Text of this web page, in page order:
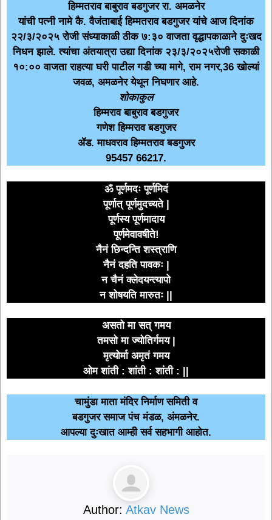
हिम्मतराव बाबुराव बडगुजर रा. अमळनेर
यांची पत्नी नामे कै. वैजंताबाई हिम्मतराव बडगुजर यांचे आज दिनांक
२२/३/२०२५ रोजी संध्याकाळी ठीक ७:३० वाजता वृद्धापकाळाने दुःखद
निधन झाले. त्यांचा अंतयात्रा उद्या दिनांक २३/३/२०२५रोजी सकाळी
१०:०० वाजता राहत्या घरी पाटील गडी च्या मागे, राम नगर,36 खोल्यां
जवळ, अमळनेर येथून निघणार आहे.
शोकाकुल
हिम्मराव बाबुराव बडगुजर
गणेश हिम्मराव बडगुजर
ॲड. माधवराव हिम्मतराव बडगुजर
95457 66217.
ॐ पूर्णमदः पूर्णमिदं
पूर्णात् पूर्णमुदच्यते |
पूर्णस्य पूर्णमादाय
पूर्णमेवावषीते!
नैनं छिन्दन्ति शस्त्राणि
नैनं दहति पावकः |
न चैनं क्लेदयन्त्यापो
न शोषयति मारुतः ||
असतो मा सत् गमय
तमसो मा ज्योतिर्गमय |
मृत्योर्मा अमृतं गमय
ओम शांती : शांती : शांती : ||
चामुंडा माता मंदिर निर्माण समिती व
बडगुजर समाज पंच मंडळ, अंमळनेर.
आपल्या दुःखात आम्ही सर्व सहभागी आहोत.
Author: Atkav News